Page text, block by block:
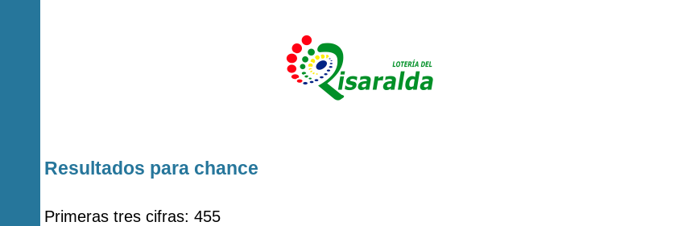
Resultados para chance
Primeras tres cifras: 455